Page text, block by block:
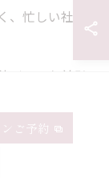
忙しい社会
びてきた前髪
軟に対応し
要なだけ利用
に合わせて
み予約が特に
ご予約